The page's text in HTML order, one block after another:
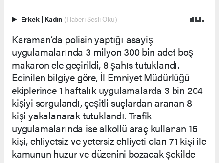
Erkek | Kadın (Haberi Sesli Oku)
Karaman’da polisin yaptığı asayiş
uygulamalarında 3 milyon 300 bin adet boş
makaron ele geçirildi, 8 şahıs tutuklandı.
Edinilen bilgiye göre, İl Emniyet Müdürlüğü
ekiplerince 1 haftalık uygulamalarda 3 bin 204
kişiyi sorgulandı, çeşitli suçlardan aranan 8
kişi yakalanarak tutuklandı. Trafik
uygulamalarında ise alkollü araç kullanan 15
kişi, ehliyetsiz ve yetersiz ehliyeti olan 71 kişi ile
kamunun huzur ve düzenini bozacak şekilde